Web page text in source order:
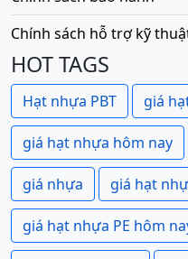
Chính sách hỗ trợ kỹ
HOT TAGS
Hạt nhựa PBT giá
giá hạt nhựa hôm nay
giá nhựa giá hạt
giá hạt nhựa PE hôm